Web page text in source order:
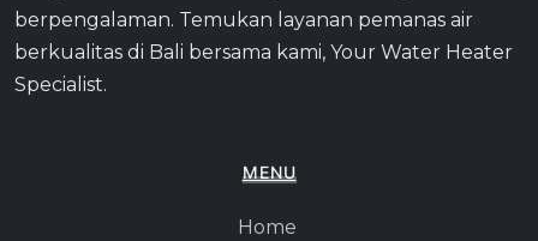
berpengalaman. Temukan layanan pemanas air
berkualitas di Bali bersama kami, Your Water Heater
Specialist.
MENU
Home